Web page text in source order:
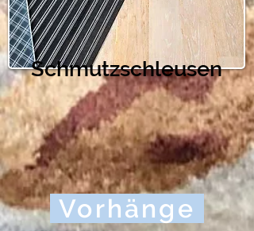
Schmutzschleusen
Vorhänge